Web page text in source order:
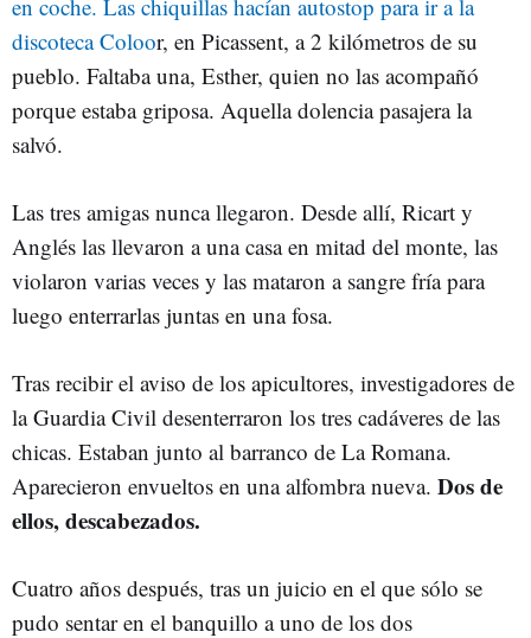
en coche. Las chiquillas hacían autostop para ir a la
discoteca Coloor, en Picassent, a 2 kilómetros de su
pueblo. Faltaba una, Esther, quien no las acompañó
porque estaba griposa. Aquella dolencia pasajera la
salvó.
Las tres amigas nunca llegaron. Desde allí, Ricart y
Anglés las llevaron a una casa en mitad del monte, las
violaron varias veces y las mataron a sangre fría para
luego enterrarlas juntas en una fosa.
Tras recibir el aviso de los apicultores, investigadores de
la Guardia Civil desenterraron los tres cadáveres de las
chicas. Estaban junto al barranco de La Romana.
Aparecieron envueltos en una alfombra nueva. Dos de
ellos, descabezados.
Cuatro años después, tras un juicio en el que sólo se
pudo sentar en el banquillo a uno de los dos